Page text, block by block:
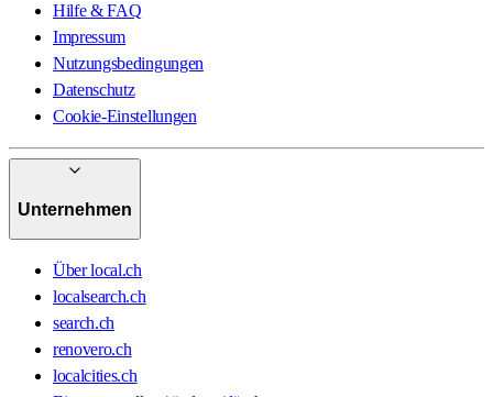
Hilfe & FAQ
Impressum
Nutzungsbedingungen
Datenschutz
Cookie-Einstellungen
Unternehmen
Über local.ch
localsearch.ch
search.ch
renovero.ch
localcities.ch